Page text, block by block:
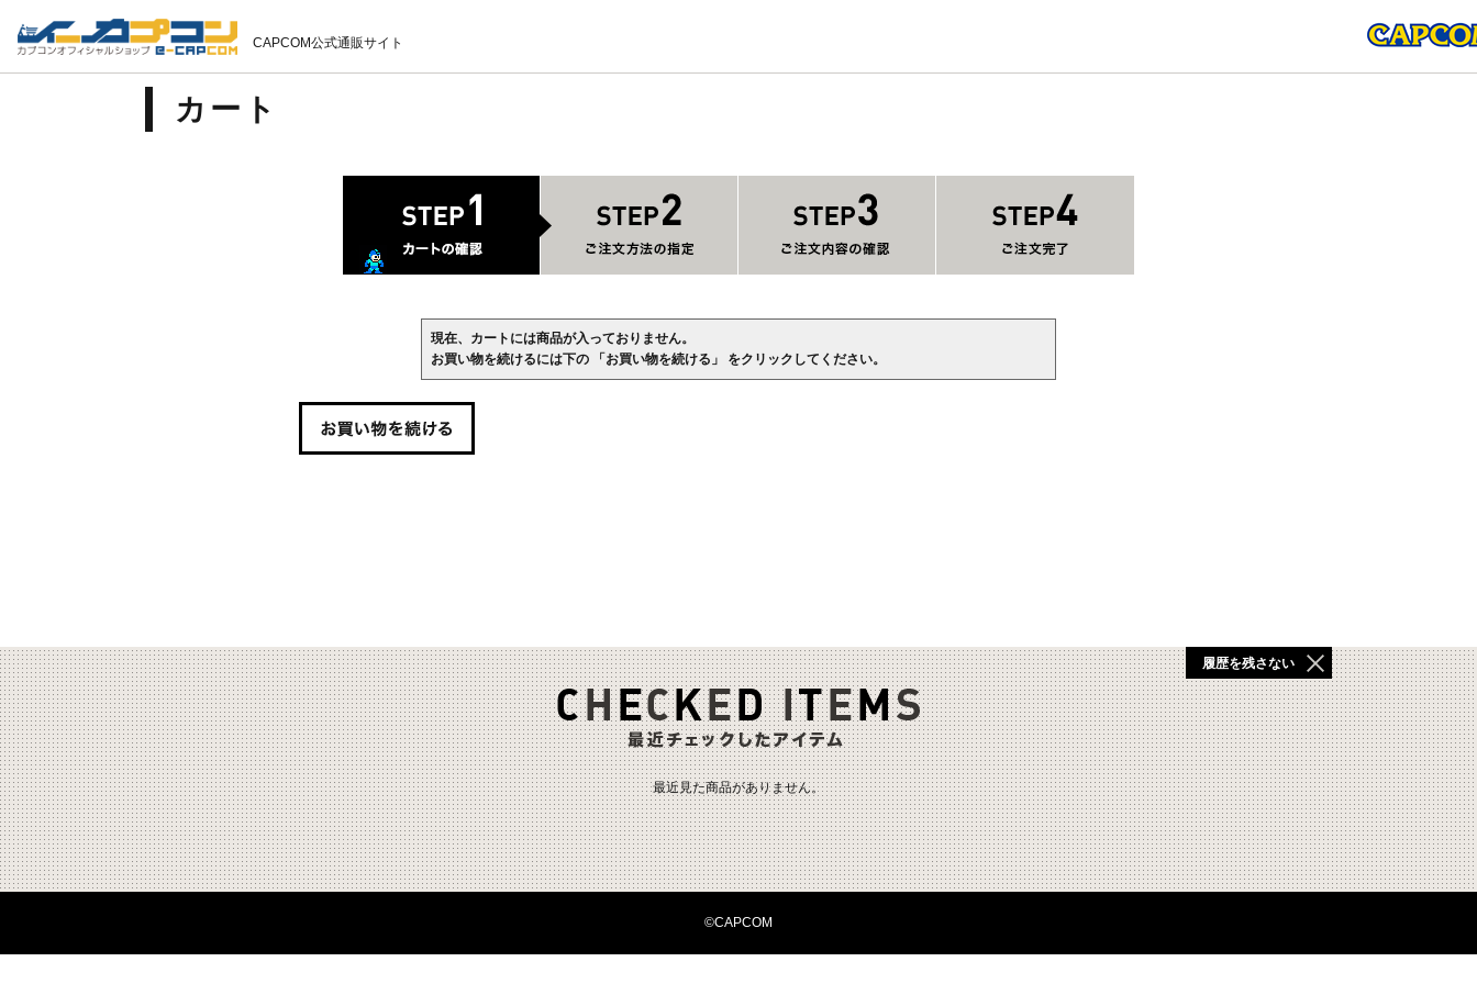
CAPCOM公式通販サイト
カート
現在、カートには商品が入っておりません。
お買い物を続けるには下の 「お買い物を続ける」 をクリックしてください。
最近見た商品がありません。
履歴を残さない
©CAPCOM